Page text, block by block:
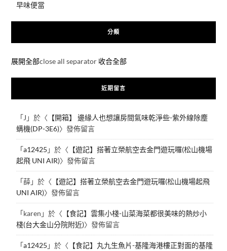
早味便當
分類
展開全部close all separator 收合全部
近期留言
「J 」於〈 【開箱】 邊緣人也想讓房間氣味乾淨些-紫外線除塵
螨機(DP-3E6)〉發佈留言
「a12425 」於〈 【遊記】搭著立榮航空去金門遊玩囉(松山機場
起飛 UNI AIR)〉發佈留言
「薛」於〈 【遊記】搭著立榮航空去金門遊玩囉(松山機場起飛
UNI AIR)〉發佈留言
「karen 」於〈 【食記】雲集小棧-山菜海菜都很美味的熱炒小
棧(台大金山分院附近)〉發佈留言
「a12425 」於〈 【食記】丸九生魚片-基隆海港樓正對面的基隆